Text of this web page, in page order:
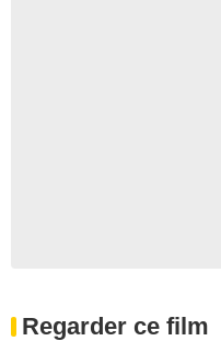
Regarder ce film